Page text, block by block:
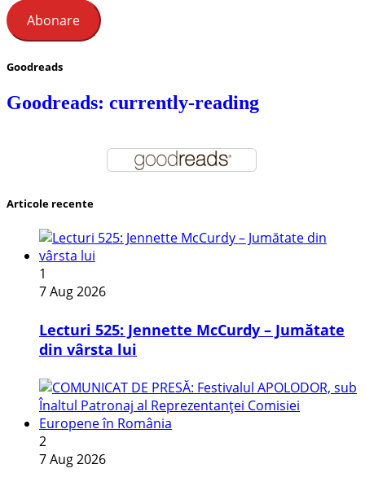
Abonare
Goodreads
Goodreads: currently-reading
Articole recente
1
7 Aug 2026
Lecturi 525: Jennette McCurdy – Jumătate
din vârsta lui
2
7 Aug 2026